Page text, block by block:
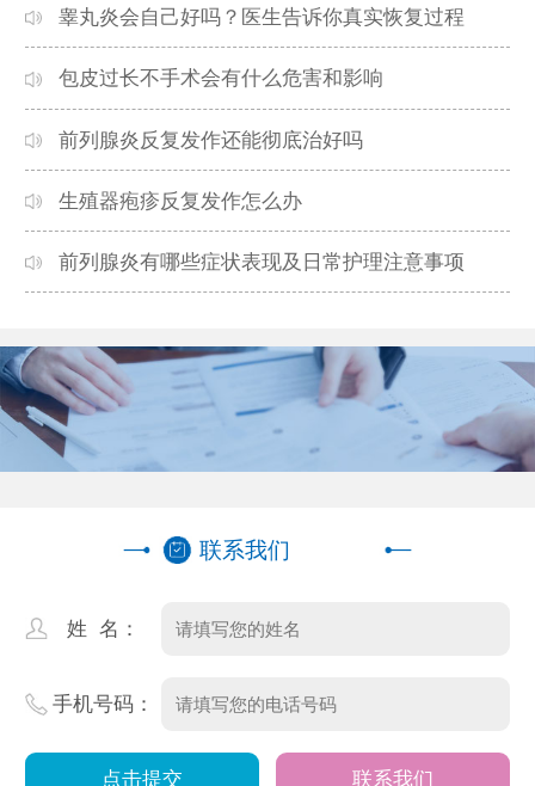
睾丸炎会自己好吗？医生告诉你真实恢复过程
包皮过长不手术会有什么危害和影响
前列腺炎反复发作还能彻底治好吗
生殖器疱疹反复发作怎么办
前列腺炎有哪些症状表现及日常护理注意事项
联系我们
姓 名：
手机号码：
联系我们